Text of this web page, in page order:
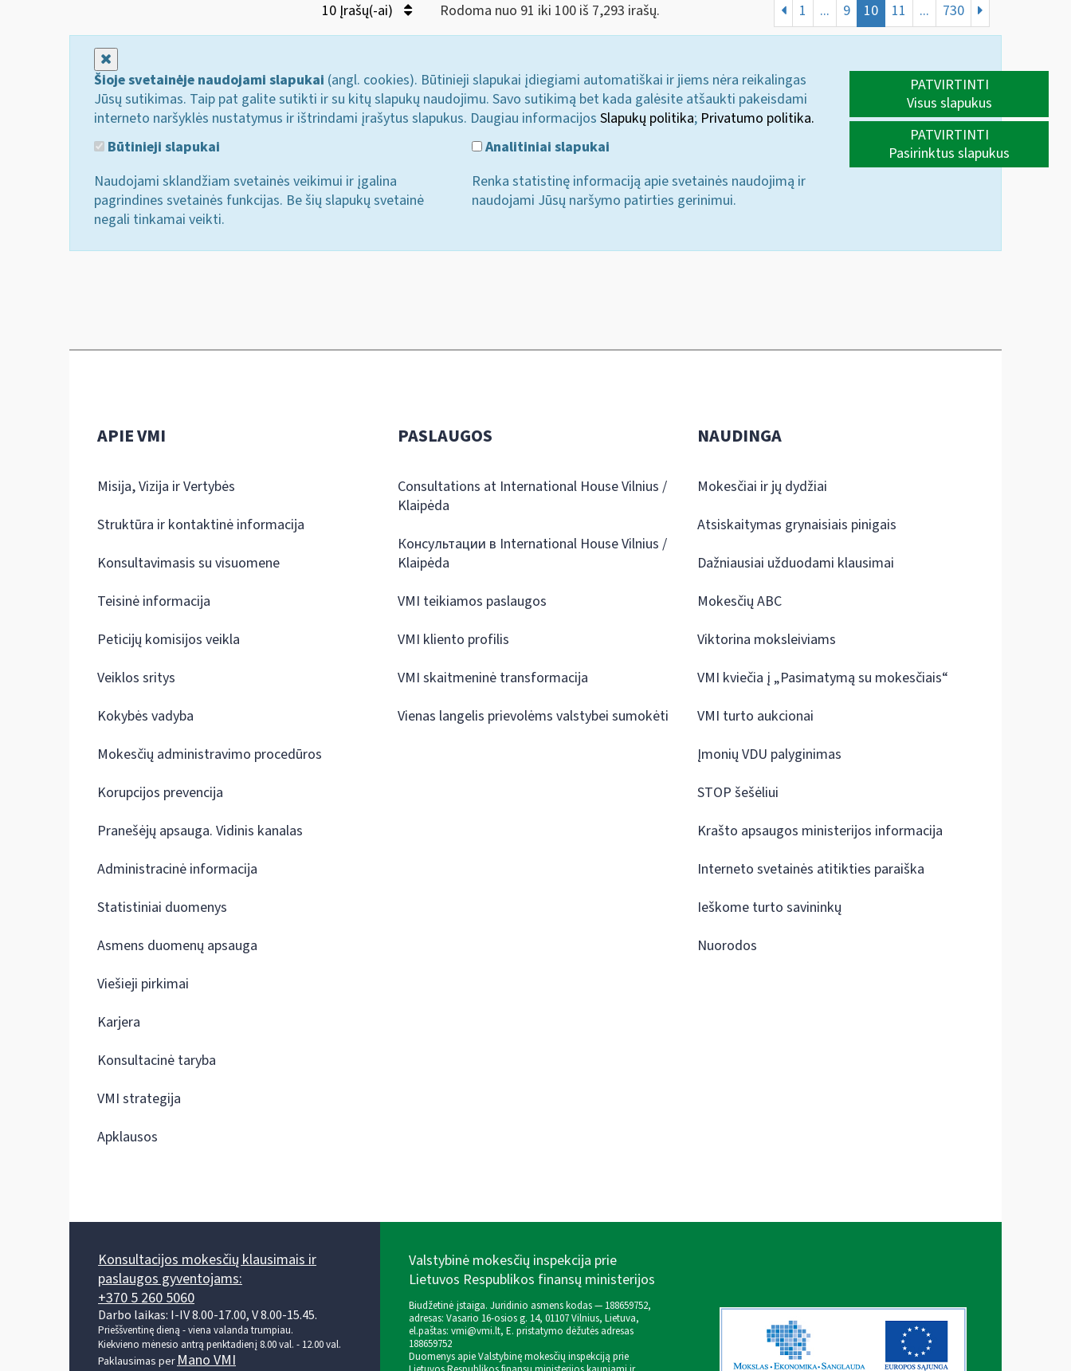
10 Įrašų(-ai) Rodoma nuo 91 iki 100 iš 7,293 irašų. 1 ... 9 10 11 ... 730
Šioje svetainėje naudojami slapukai (angl. cookies). Būtinieji slapukai įdiegiami automatiškai ir jiems nėra reikalingas
Jūsų sutikimas. Taip pat galite sutikti ir su kitų slapukų naudojimu. Savo sutikimą bet kada galėsite atšaukti pakeisdami
interneto naršyklės nustatymus ir ištrindami įrašytus slapukus. Daugiau informacijos Slapukų politika; Privatumo politika.
Būtinieji slapukai
Naudojami sklandžiam svetainės veikimui ir įgalina
pagrindines svetainės funkcijas. Be šių slapukų svetainė
negali tinkamai veikti.
Analitiniai slapukai
Renka statistinę informaciją apie svetainės naudojimą ir
naudojami Jūsų naršymo patirties gerinimui.
PATVIRTINTI
Visus slapukus
PATVIRTINTI
Pasirinktus slapukus
APIE VMI
Misija, Vizija ir Vertybės
Struktūra ir kontaktinė informacija
Konsultavimasis su visuomene
Teisinė informacija
Peticijų komisijos veikla
Veiklos sritys
Kokybės vadyba
Mokesčių administravimo procedūros
Korupcijos prevencija
Pranešėjų apsauga. Vidinis kanalas
Administracinė informacija
Statistiniai duomenys
Asmens duomenų apsauga
Viešieji pirkimai
Karjera
Konsultacinė taryba
VMI strategija
Apklausos
PASLAUGOS
Consultations at International House Vilnius /
Klaipėda
Консультации в International House Vilnius /
Klaipėda
VMI teikiamos paslaugos
VMI kliento profilis
VMI skaitmeninė transformacija
Vienas langelis prievolėms valstybei sumokėti
NAUDINGA
Mokesčiai ir jų dydžiai
Atsiskaitymas grynaisiais pinigais
Dažniausiai užduodami klausimai
Mokesčių ABC
Viktorina moksleiviams
VMI kviečia į „Pasimatymą su mokesčiais“
VMI turto aukcionai
Įmonių VDU palyginimas
STOP šešėliui
Krašto apsaugos ministerijos informacija
Interneto svetainės atitikties paraiška
Ieškome turto savininkų
Nuorodos
Konsultacijos mokesčių klausimais ir
paslaugos gyventojams:
+370 5 260 5060
Darbo laikas: I-IV 8.00-17.00, V 8.00-15.45.
Prieššventinę dieną - viena valanda trumpiau.
Kiekvieno mėnesio antrą penktadienį 8.00 val. - 12.00 val.
Paklausimas perMano VMI
Valstybinė mokesčių inspekcija prie
Lietuvos Respublikos finansų ministerijos
Biudžetinė įstaiga. Juridinio asmens kodas — 188659752,
adresas: Vasario 16-osios g. 14, 01107 Vilnius, Lietuva,
el.paštas: vmi@vmi.lt, E. pristatymo dėžutės adresas
188659752
Duomenys apie Valstybinę mokesčių inspekciją prie